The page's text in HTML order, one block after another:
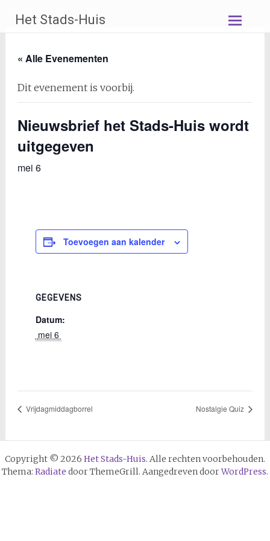
naar
de
Het Stads-Huis
« Alle Evenementen
Dit evenement is voorbij.
Nieuwsbrief het Stads-Huis wordt
uitgegeven
mei 6
Toevoegen aan kalender
GEGEVENS
Datum:
mei 6
Vrijdagmiddagborrel Nostalgie Quiz
Copyright © 2026 Het Stads-Huis. Alle rechten voorbehouden.
Thema: Radiate door ThemeGrill. Aangedreven doorWordPress.